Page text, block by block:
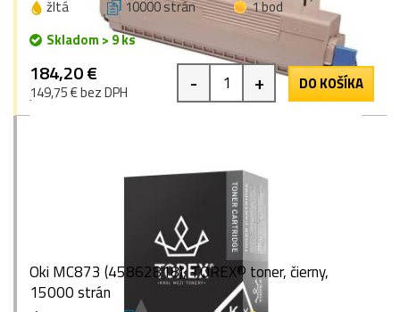
žltá 10000 strán
1 bod
Skladom > 9 ks
184,20 €
149,75 € bez DPH - + DO KOŠÍKA
Oki MC873 (45862818), TOREX® toner, čierny,
15000 strán